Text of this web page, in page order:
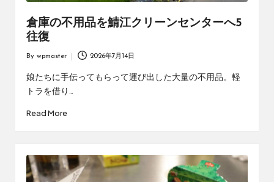
倉庫の不用品を鯖江クリーンセンターへ5
往復
by
By wpmaster 2026年7月14日
娘たちに手伝ってもらって運び出した大量の不用品。軽
トラを借り…
Read More